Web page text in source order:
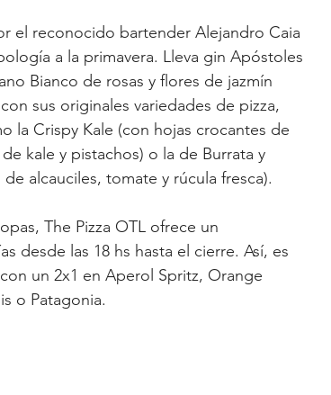
el reconocido bartender Alejandro Caia
a la primavera. Lleva gin Apóstoles
Bianco de rosas y flores de jazmín
sus originales variedades de pizza,
la Crispy Kale (con hojas crocantes de
kale y pistachos) o la de Burrata y
alcauciles, tomate y rúcula fresca).
The Pizza OTL ofrece un
desde las 18 hs hasta el cierre. Así, es
un 2x1 en Aperol Spritz, Orange
o Patagonia.